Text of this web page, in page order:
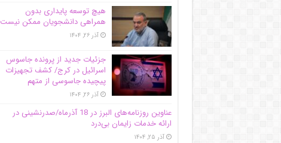
هیچ توسعه پایداری بدون
همراهی دانشجویان ممکن نیست
آذر ۲۶, ۱۴۰۴
جزئیات جدید از پرونده جاسوس
اسرائیل در کرج/‌ کشف تجهیزات
پیچیده جاسوسی از متهم
آذر ۲۶, ۱۴۰۴
عناوین روزنامه‌های البرز در ‌18 آذرماه/صدرنشینی در
ارائه خدمات زایمان بی‌درد
آذر ۲۵, ۱۴۰۴